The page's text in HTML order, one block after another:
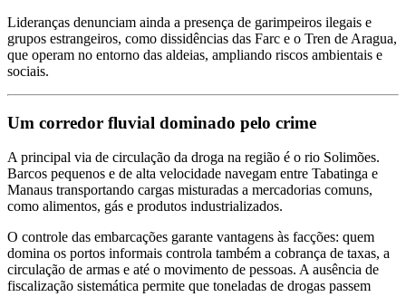
Lideranças denunciam ainda a presença de garimpeiros ilegais e
grupos estrangeiros, como dissidências das Farc e o Tren de Aragua,
que operam no entorno das aldeias, ampliando riscos ambientais e
sociais.
Um corredor fluvial dominado pelo crime
A principal via de circulação da droga na região é o rio Solimões.
Barcos pequenos e de alta velocidade navegam entre Tabatinga e
Manaus transportando cargas misturadas a mercadorias comuns,
como alimentos, gás e produtos industrializados.
O controle das embarcações garante vantagens às facções: quem
domina os portos informais controla também a cobrança de taxas, a
circulação de armas e até o movimento de pessoas. A ausência de
fiscalização sistemática permite que toneladas de drogas passem